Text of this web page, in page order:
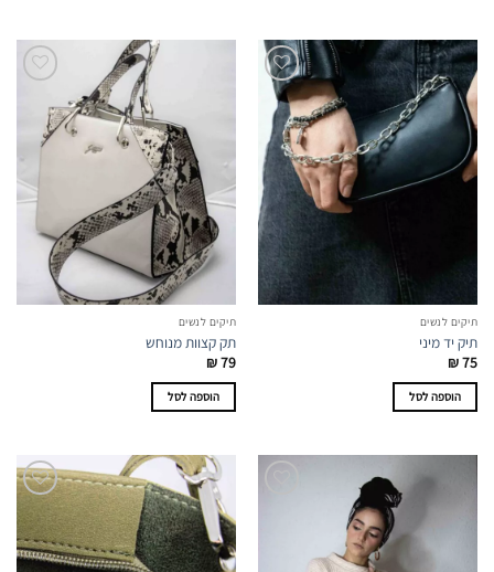
תיקים לנשים
תיק יד מיני
₪75
הוספה לסל
תיקים לנשים
תק קצוות מנוחש
₪79
הוספה לסל